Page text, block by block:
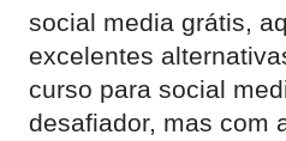
social media grátis,
excelentes
curso para social
desafiador, mas com